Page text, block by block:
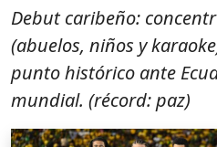
Debut caribeño:
(abuelos, niños y
punto histórico ante
mundial. (récord: paz)